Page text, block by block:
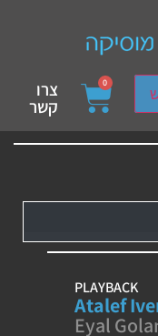
device users,
0 צרו
קשר
PLAYBACK
Atalef
Eyal